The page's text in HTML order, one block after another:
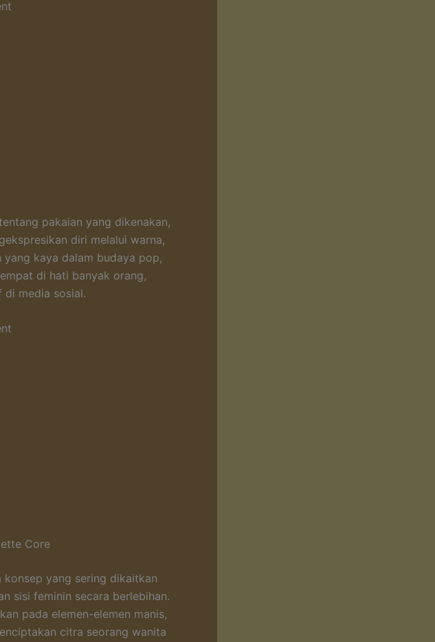
pakaian yang dikenakan,
diri melalui warna,
kaya dalam budaya pop,
di hati banyak orang,
di media sosial.
Core
konsep yang sering dikaitkan
sisi feminin secara berlebihan.
pada elemen-elemen manis,
citra seorang wanita